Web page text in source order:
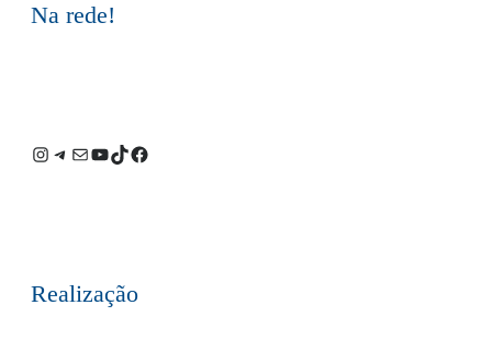
Na rede!
Instagram
Telegram
E-Youtube
TikTok
Facebook
Realização